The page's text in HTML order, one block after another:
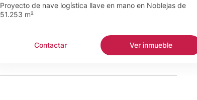
Proyecto de nave logística llave en mano en Noblejas de
51.253 m²
Contactar Ver inmueble